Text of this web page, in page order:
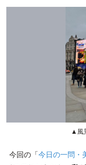
▲風
今回の「今日の一問・